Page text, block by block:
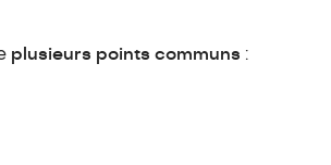
plusieurs points communs :